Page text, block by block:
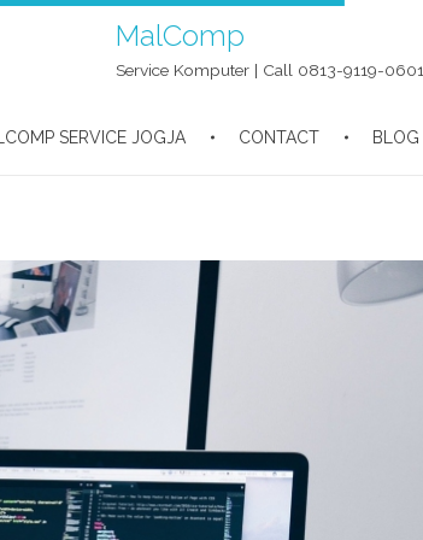
MalComp
Service Komputer | Call 0813-9119-0601
SERVICE JOGJA CONTACT BLOG